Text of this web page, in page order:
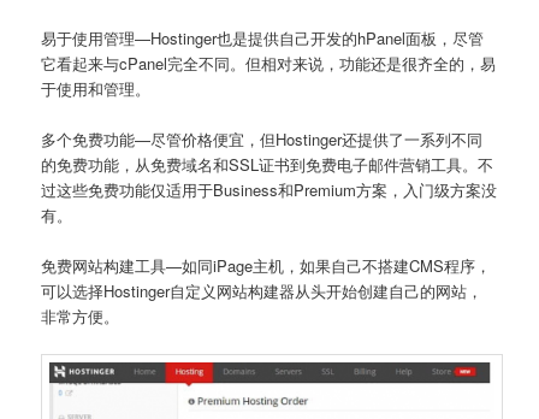
易于使用管理—Hostinger也是提供自己开发的hPanel面板，尽管
它看起来与cPanel完全不同。但相对来说，功能还是很齐全的，易
于使用和管理。
多个免费功能—尽管价格便宜，但Hostinger还提供了一系列不同
的免费功能，从免费域名和SSL证书到免费电子邮件营销工具。不
过这些免费功能仅适用于Business和Premium方案，入门级方案没
有。
免费网站构建工具—如同iPage主机，如果自己不搭建CMS程序，
可以选择Hostinger自定义网站构建器从头开始创建自己的网站，
非常方便。